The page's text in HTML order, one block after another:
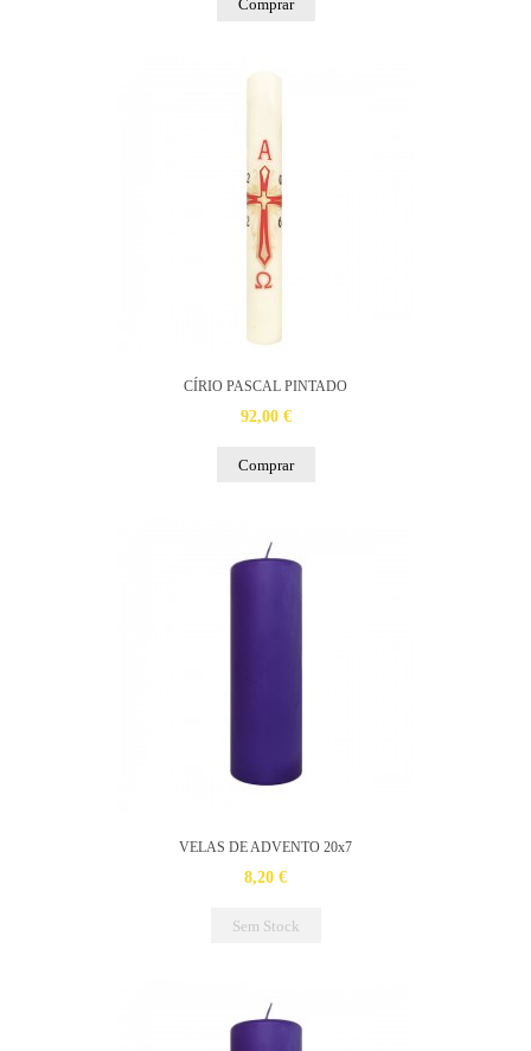
Comprar
CÍRIO PASCAL PINTADO
92,00 €
Comprar
VELAS DE ADVENTO 20x7
8,20 €
Sem Stock